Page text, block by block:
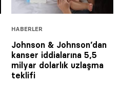
HABERLER
Johnson & Johnson’dan
kanser iddialarına 5,5
milyar dolarlık uzlaşma
teklifi